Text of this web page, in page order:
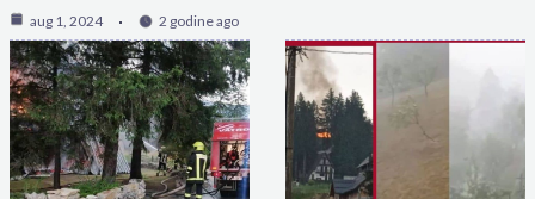
aug 1, 2024 2 godine ago